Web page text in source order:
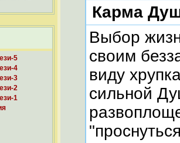
5
4
3
2
1
Карма
Выбор
своим
виду
сильной